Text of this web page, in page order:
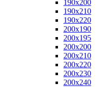
190x200
190x210
190x220
200x190
200x195
200x200
200x210
200x220
200x230
200x240